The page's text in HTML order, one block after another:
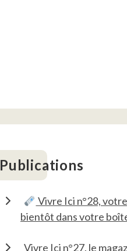
Publications
Vivre Ici n°28,
bientôt dans votre
Vivre Ici n°27, le